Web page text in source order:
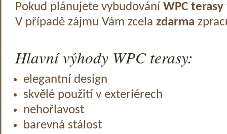
Pokud plánujete vybudování WPC terasy
V případě zájmu Vám zcela zdarma
Hlavní výhody WPC terasy:
elegantní design
skvělé použití v exteriérech
nehořlavost
barevná stálost